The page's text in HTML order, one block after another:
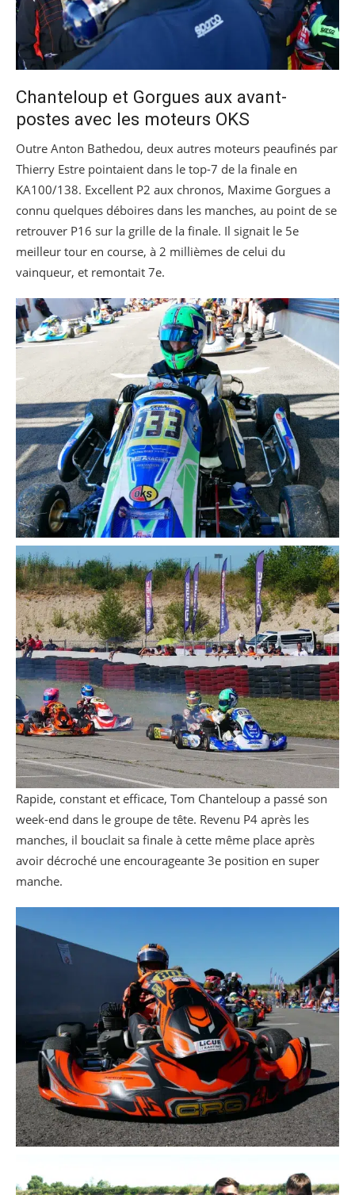
Chanteloup et Gorgues aux avant-
postes avec les moteurs OKS
Outre Anton Bathedou, deux autres moteurs peaufinés par
Thierry Estre pointaient dans le top-7 de la finale en
KA100/138. Excellent P2 aux chronos, Maxime Gorgues a
connu quelques déboires dans les manches, au point de se
retrouver P16 sur la grille de la finale. Il signait le 5e
meilleur tour en course, à 2 millièmes de celui du
vainqueur, et remontait 7e.
Rapide, constant et efficace, Tom Chanteloup a passé son
week-end dans le groupe de tête. Revenu P4 après les
manches, il bouclait sa finale à cette même place après
avoir décroché une encourageante 3e position en super
manche.